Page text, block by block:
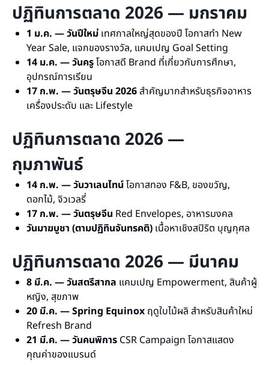
ปฏิทินการตลาด 2026 — มกราคม
1 ม.ค. — วันปีใหม่ เทศกาลใหญ่สุดของปี โอกาสทำ New
Year Sale, แจกของรางวัล, แคมเปญ Goal Setting
14 ม.ค. — วันครูโอกาสดี Brand ที่เกี่ยวกับการศึกษา,
อุปกรณ์การเรียน
17 ก.พ. — วันตรุษจีน 2026สำคัญมากสำหรับธุรกิจอาหาร
เครื่องประดับ และ Lifestyle
ปฏิทินการตลาด 2026 —
กุมภาพันธ์
14 ก.พ. — วันวาเลนไทน์โอกาสทอง F&B, ของขวัญ,
ดอกไม้, จิวเวลรี่
17 ก.พ. — วันตรุษจีน Red Envelopes, อาหารมงคล
วันมาฆบูชา (ตามปฏิทินจันทรคติ) เนื้อหาเชิงสปิริต บุญกุศล
ปฏิทินการตลาด 2026 — มีนาคม
8 มี.ค. — วันสตรีสากล แคมเปญ Empowerment, สินค้าผู้
หญิง, สุขภาพ
20 มี.ค. — Spring Equinox ฤดูใบไม้ผลิ สำหรับสินค้าใหม่
Refresh Brand
21 มี.ค. — วันคนพิการ CSR Campaign โอกาสแสดง
คุณค่าของแบรนด์